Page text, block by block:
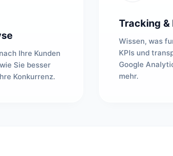
Ihre Kunden
Sie besser
Konkurrenz.
Tracking &
Wissen, was
KPIs und
Google
mehr.